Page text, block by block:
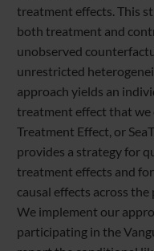
treatment effects. This
both treatment and
unobserved
unrestricted
approach yields an
treatment effect that we
Treatment Effect, or
provides a strategy for
treatment effects and
causal effects across
We implement our
participating in the